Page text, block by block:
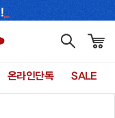
온라인단독 SALE